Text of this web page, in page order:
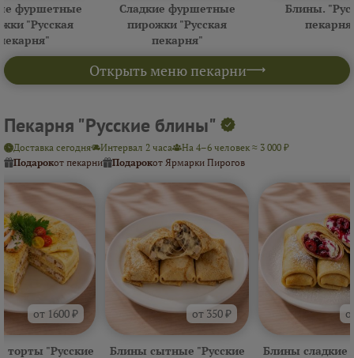
Открыть меню пекарни
фуршетные
"Русская
Сладкие фуршетные
пирожки "Русская
пекарня"
Блины.
Пекарня "Русские блины"
Доставка сегодня Интервал 2 часа
На 4–6 человек ≈ 3 000 ₽
Подарокот пекарни Подарокот Ярмарки Пирогов
от 1600 ₽
торты "Русские
от 350 ₽
Блины сытные "Русские
Блины сладкие